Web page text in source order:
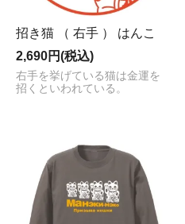
招き猫 （ 右手 ） はんこ
2,690円(税込)
右手を挙げている猫は金運を
招くといわれている。